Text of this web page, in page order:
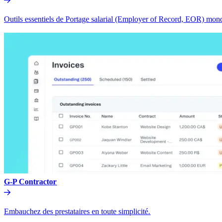
Outils essentiels de Portage salarial (Employer of Record, EOR)
G-P Contractor​​
Embauchez des prestataires en toute simplicité.​​